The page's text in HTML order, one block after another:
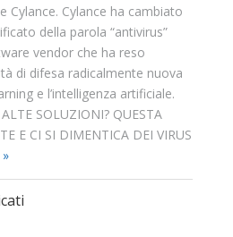
Cylance. Cylance ha cambiato
della parola “antivirus”
vendor che ha reso
di difesa radicalmente nuova
e l’intelligenza artificiale.
SOLUZIONI? QUESTA
E CI SI DIMENTICA DEI VIRUS